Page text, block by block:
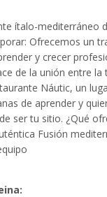
ítalo-
Ofrecemos un
y crecer
de la unión entre la
Náutic, un
de aprender y
ser tu sitio. ¿Qué
Fusión